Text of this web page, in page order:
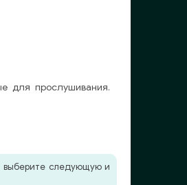
для прослушивания.
выберите следующую и